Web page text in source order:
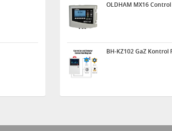
OLDHAM MX16
BH-KZ102 GaZ Kontrol